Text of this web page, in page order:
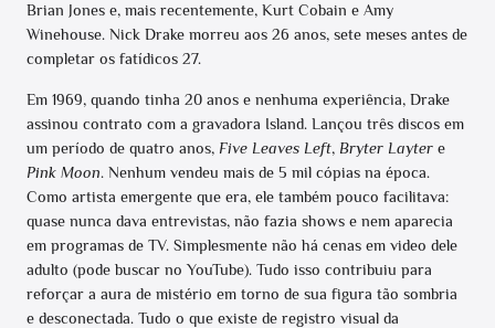
Brian Jones e, mais recentemente, Kurt Cobain e Amy
Winehouse. Nick Drake morreu aos 26 anos, sete meses antes de
completar os fatídicos 27.
Em 1969, quando tinha 20 anos e nenhuma experiência, Drake
assinou contrato com a gravadora Island. Lançou três discos em
um período de quatro anos, Five Leaves Left, Bryter Layter e
Pink Moon. Nenhum vendeu mais de 5 mil cópias na época.
Como artista emergente que era, ele também pouco facilitava:
quase nunca dava entrevistas, não fazia shows e nem aparecia
em programas de TV. Simplesmente não há cenas em video dele
adulto (pode buscar no YouTube). Tudo isso contribuiu para
reforçar a aura de mistério em torno de sua figura tão sombria
e desconectada. Tudo o que existe de registro visual da